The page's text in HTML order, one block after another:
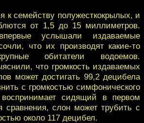
к семейству полужесткокрылых, и
от 1,5 до 15 миллиметров.
услышали издаваемые
что их производят какие-то
обитатели водоемов.
что громкость издаваемых
может достигать 99,2 децибела
с громкостью симфонического
воспринимает сидящий в первом
сравнения, слон может трубить с
около 117 децибел.